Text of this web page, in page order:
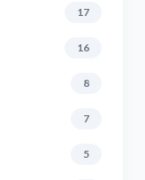
17
16
8
7
5